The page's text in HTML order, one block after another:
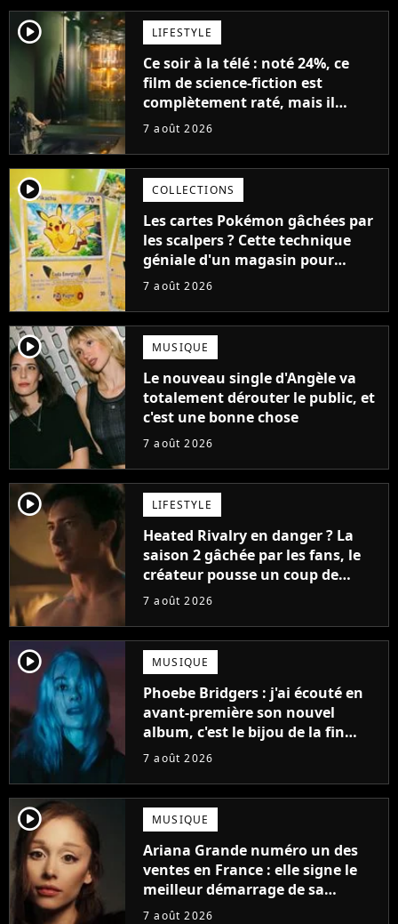
player2 LIFESTYLE
Ce soir à la télé : noté 24%, ce
film de science-fiction est
complètement raté, mais il
aurait pu être encore pire à
7 août 2026
player2 COLLECTIONS
Les cartes Pokémon gâchées par
les scalpers ? Cette technique
géniale d'un magasin pour
ruiner les revendeurs
7 août 2026
player2 MUSIQUE
Le nouveau single d'Angèle va
totalement dérouter le public, et
c'est une bonne chose
7 août 2026
player2 LIFESTYLE
Heated Rivalry en danger ? La
saison 2 gâchée par les fans, le
créateur pousse un coup de
gueule
7 août 2026
player2 MUSIQUE
Phoebe Bridgers : j'ai écouté en
avant-première son nouvel
album, c'est le bijou de la fin
d'été
7 août 2026
player2 MUSIQUE
Ariana Grande numéro un des
ventes en France : elle signe le
meilleur démarrage de sa
carrière avec son album Petal
7 août 2026